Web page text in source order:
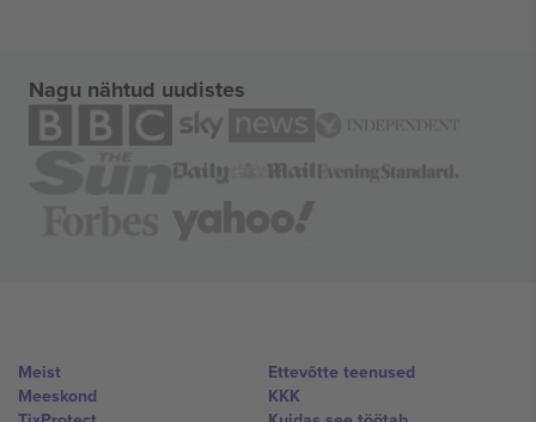
Nagu nähtud uudistes
Meist
Meeskond
Ettevõtte teenused
KKK